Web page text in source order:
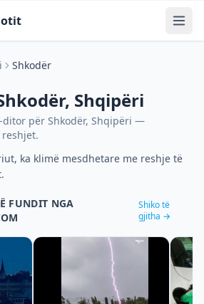
Shkodër
, Shqipëri
ditor për Shkodër, Shqipëri —
ka klimë mesdhetare me reshje të
FUNDIT NGA
Shiko të
gjitha →